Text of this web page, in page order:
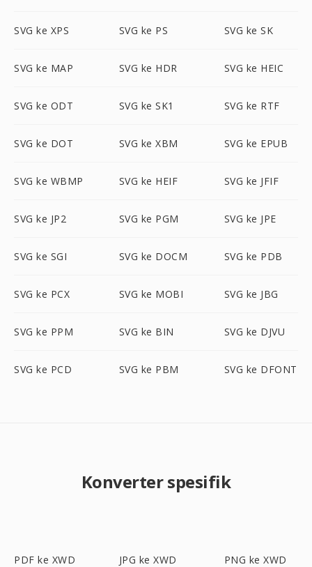
SVG ke XPS SVG ke PS SVG ke SK
SVG ke MAP SVG ke HDR SVG ke HEIC
SVG ke ODT SVG ke SK1 SVG ke RTF
SVG ke DOT SVG ke XBM SVG ke EPUB
SVG ke WBMP SVG ke HEIF SVG ke JFIF
SVG ke JP2 SVG ke PGM SVG ke JPE
SVG ke SGI SVG ke DOCM SVG ke PDB
SVG ke PCX SVG ke MOBI SVG ke JBG
SVG ke PPM SVG ke BIN SVG ke DJVU
SVG ke PCD SVG ke PBM SVG ke DFONT
Konverter spesifik
PDF ke XWD JPG ke XWD PNG ke XWD